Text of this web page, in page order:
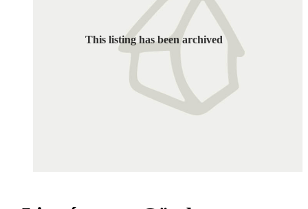
This listing has been archived